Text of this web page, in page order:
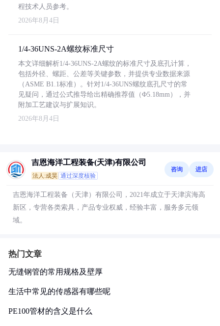
程技术人员参考。
2026年8月4日
1/4-36UNS-2A螺纹标准尺寸
本文详细解析1/4-36UNS-2A螺纹的标准尺寸及底孔计算，
包括外径、螺距、公差等关键参数，并提供专业数据来源
（ASME B1.1标准）。针对1/4-36UNS螺纹底孔尺寸的常
见疑问，通过公式推导给出精确推荐值（Φ5.18mm），并
附加工艺建议与扩展知识。
2026年8月4日
吉恩海洋工程装备(天津)有限公司
法人:成昊 通过深度核验
咨询 进店
吉恩海洋工程装备（天津）有限公司，2021年成立于天津滨海高
新区，专营各类索具，产品专业权威，经验丰富，服务多元领
域。
热门文章
无缝钢管的常用规格及壁厚
生活中常见的传感器有哪些呢
PE100管材的含义是什么